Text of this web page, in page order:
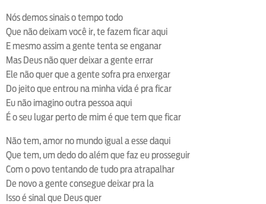
Nós demos sinais o tempo todo
Que não deixam você ir, te fazem ficar aqui
E mesmo assim a gente tenta se enganar
Mas Deus não quer deixar a gente errar
Ele não quer que a gente sofra pra enxergar
Do jeito que entrou na minha vida é pra ficar
Eu não imagino outra pessoa aqui
É o seu lugar perto de mim é que tem que ficar
Não tem, amor no mundo igual a esse daqui
Que tem, um dedo do além que faz eu prosseguir
Com o povo tentando de tudo pra atrapalhar
De novo a gente consegue deixar pra la
Isso é sinal que Deus quer